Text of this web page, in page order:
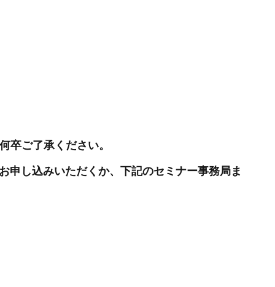
ご了承ください。
し込みいただくか、下記のセミナー事務局ま